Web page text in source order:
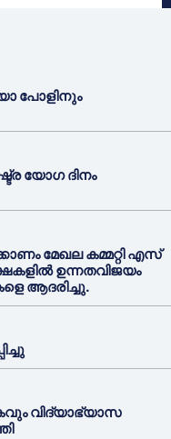
പോളിനും
യോഗ ദിനം
മേഖല കമ്മറ്റി എസ്
ഉന്നതവിജയം
ആദരിച്ചു.
വിദ്യാഭ്യാസ